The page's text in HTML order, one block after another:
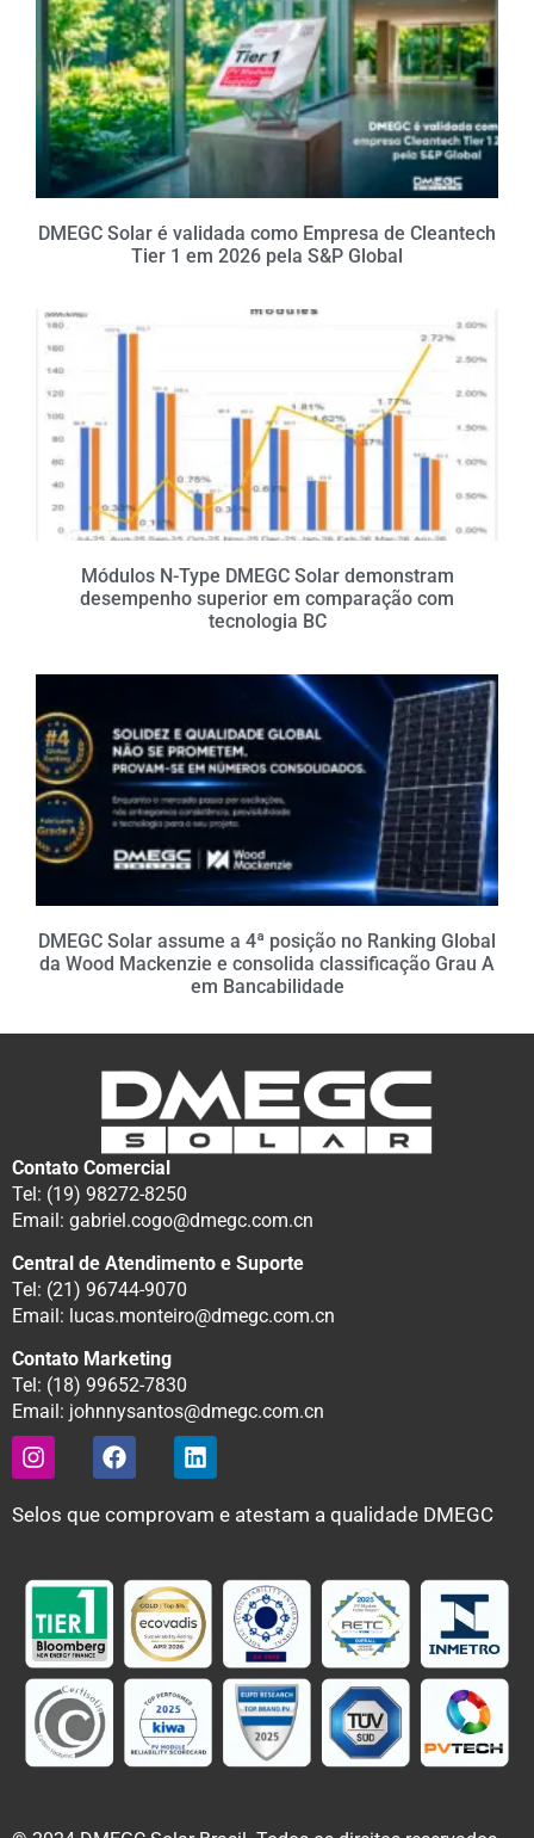
DMEGC Solar é validada como Empresa de Cleantech
Tier 1 em 2026 pela S&P Global
Módulos N-Type DMEGC Solar demonstram
desempenho superior em comparação com
tecnologia BC
DMEGC Solar assume a 4ª posição no Ranking Global
da Wood Mackenzie e consolida classificação Grau A
em Bancabilidade
Contato Comercial
Tel: (19) 98272-8250
Email: gabriel.cogo@dmegc.com.cn
Central de Atendimento e Suporte
Tel: (21) 96744-9070
Email: lucas.monteiro@dmegc.com.cn
Contato Marketing
Tel: (18) 99652-7830
Email: johnnysantos@dmegc.com.cn
Selos que comprovam e atestam a qualidade DMEGC